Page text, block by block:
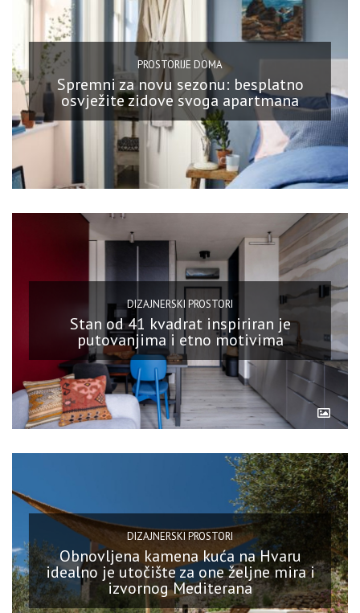
PROSTORIJE DOMA
Spremni za novu sezonu: besplatno
osvježite zidove svoga apartmana
DIZAJNERSKI PROSTORI
Stan od 41 kvadrat inspiriran je
putovanjima i etno motivima
DIZAJNERSKI PROSTORI
Obnovljena kamena kuća na Hvaru
idealno je utočište za one željne mira i
izvornog Mediterana